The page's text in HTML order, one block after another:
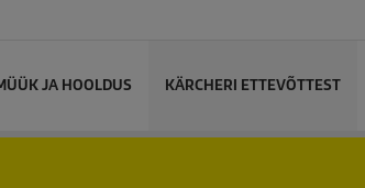
JA HOOLDUS KÄRCHERI ETTEVÕTTEST